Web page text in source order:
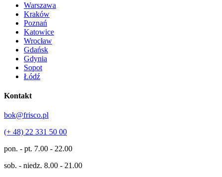
Warszawa
Kraków
Poznań
Katowice
Wrocław
Gdańsk
Gdynia
Sopot
Łódź
Kontakt
bok@frisco.pl
(+ 48) 22 331 50 00
pon. - pt. 7.00 - 22.00
sob. - niedz. 8.00 - 21.00